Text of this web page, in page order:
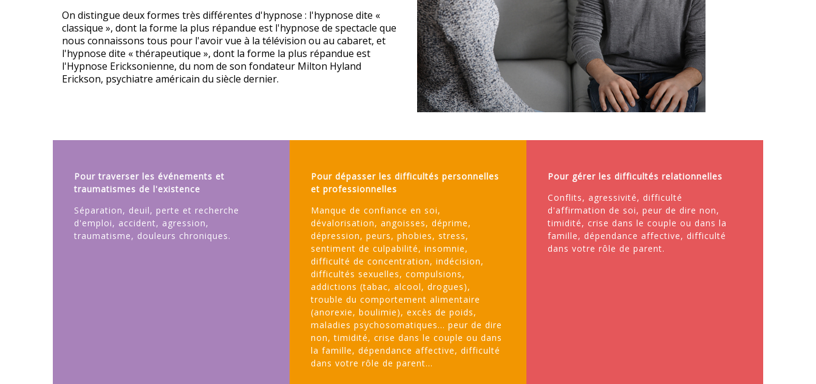
On distingue deux formes très différentes d'hypnose : l'hypnose dite «
classique », dont la forme la plus répandue est l'hypnose de spectacle que
nous connaissons tous pour l'avoir vue à la télévision ou au cabaret, et
l'hypnose dite « thérapeutique », dont la forme la plus répandue est
l'Hypnose Ericksonienne, du nom de son fondateur Milton Hyland
Erickson, psychiatre américain du siècle dernier.
Pour traverser les événements et
traumatismes de l'existence
Séparation, deuil, perte et recherche
d'emploi, accident, agression,
traumatisme, douleurs chroniques.
Pour dépasser les difficultés personnelles
et professionnelles
Manque de confiance en soi,
dévalorisation, angoisses, déprime,
dépression, peurs, phobies, stress,
sentiment de culpabilité, insomnie,
difficulté de concentration, indécision,
difficultés sexuelles, compulsions,
addictions (tabac, alcool, drogues),
trouble du comportement alimentaire
(anorexie, boulimie), excès de poids,
maladies psychosomatiques... peur de dire
non, timidité, crise dans le couple ou dans
la famille, dépendance affective, difficulté
dans votre rôle de parent...
Pour gérer les difficultés relationnelles
Conflits, agressivité, difficulté
d'affirmation de soi, peur de dire non,
timidité, crise dans le couple ou dans la
famille, dépendance affective, difficulté
dans votre rôle de parent.